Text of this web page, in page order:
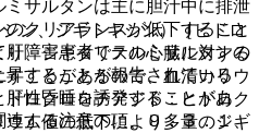
ン、ジギトキシン）［ヒドロ
、ジギタリスの心臓に対する
ことがあるので、血清カリウ
ロクロロチアジド：ヒドロク
ム値の低下により多量のジギ
サルタンは主に胆汁中に排泄
クリアランスが低下すること
障害患者でテルミサルタンの
することが報告されている
性昏睡を誘発することがあ
する注意の項、９．３．１、